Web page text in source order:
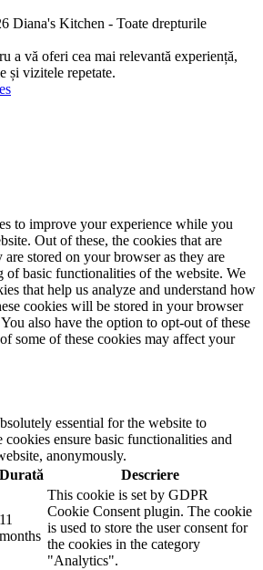
Diana's Kitchen - Toate drepturile
a vă oferi cea mai relevantă experiență,
și vizitele repetate.
to improve your experience while you
Out of these, the cookies that are
are stored on your browser as they are
of basic functionalities of the website. We
that help us analyze and understand how
cookies will be stored in your browser
also have the option to opt-out of these
some of these cookies may affect your
essential for the website to
ensure basic functionalities and
anonymously.
Durată Descriere
11
months
This cookie is set by GDPR
Cookie Consent plugin. The cookie
is used to store the user consent for
the cookies in the category
"Analytics".